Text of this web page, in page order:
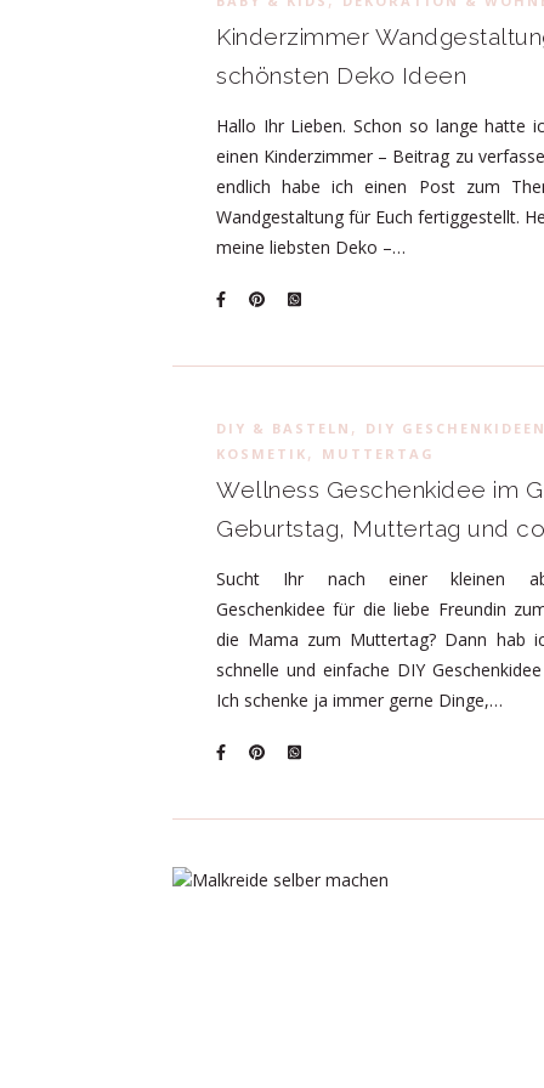
Kinderzimmer
schönsten Deko Ideen
Hallo Ihr Lieben. Schon so lange hatte
einen Kinderzimmer – Beitrag zu
endlich habe ich einen Post zum
Wandgestaltung für Euch fertiggestellt.
meine liebsten Deko –…
DIY & BASTELN ,
DIY
KOSMETIK , MUTTERTAG
Wellness Geschenkidee im
Geburtstag, Muttertag und
Sucht Ihr nach einer kleinen
Geschenkidee für die liebe Freundin
die Mama zum Muttertag? Dann hab
schnelle und einfache DIY
Ich schenke ja immer gerne Dinge,…